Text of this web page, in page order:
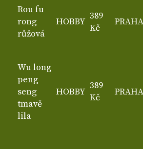
Rou fu
rong
růžová
HOBBY
389
Kč
PRAHA
Wu long
peng
seng
tmavě
lila
HOBBY
389
Kč
PRAHA